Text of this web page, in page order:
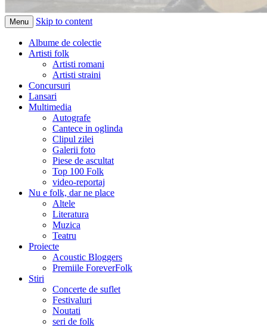
Menu Skip to content
Albume de colectie
Artisti folk
Artisti romani
Artisti straini
Concursuri
Lansari
Multimedia
Autografe
Cantece in oglinda
Clipul zilei
Galerii foto
Piese de ascultat
Top 100 Folk
video-reportaj
Nu e folk, dar ne place
Altele
Literatura
Muzica
Teatru
Proiecte
Acoustic Bloggers
Premiile ForeverFolk
Stiri
Concerte de suflet
Festivaluri
Noutati
seri de folk